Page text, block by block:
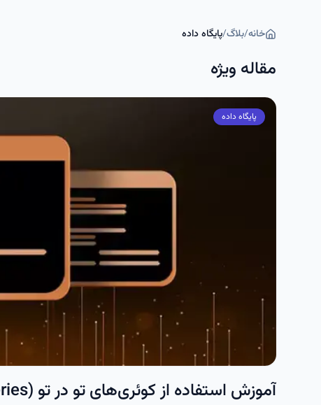
خانه/بلاگ/پایگاه داده
مقاله ویژه
پایگاه داده
آموزش استفاده از کوئری‌های تو در تو (Nested Queries) در SQL